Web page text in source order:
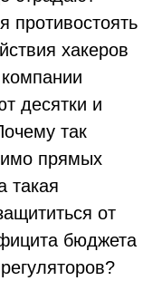
противостоять
хакеров
десятки и
так
прямых
такая
от
бюджета